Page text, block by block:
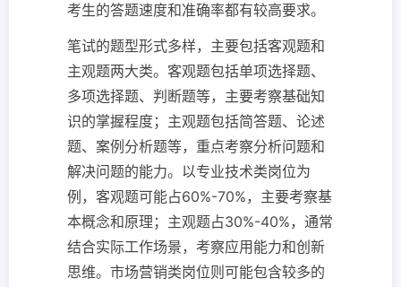
考生的答题速度和准确率都有较高要求。
笔试的题型形式多样，主要包括客观题和
主观题两大类。客观题包括单项选择题、
多项选择题、判断题等，主要考察基础知
识的掌握程度；主观题包括简答题、论述
题、案例分析题等，重点考察分析问题和
解决问题的能力。以专业技术类岗位为
例，客观题可能占60%-70%，主要考察基
本概念和原理；主观题占30%-40%，通常
结合实际工作场景，考察应用能力和创新
思维。市场营销类岗位则可能包含较多的